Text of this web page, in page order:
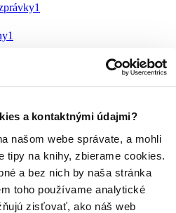
a kontaktnými údajmi?
našom webe správate, a mohli
tipy na knihy, zbierame cookies.
a bez nich by naša stránka
toho používame analytické
zisťovať, ako náš web
1
1
Monika Kompaníková1
pevná väzba1